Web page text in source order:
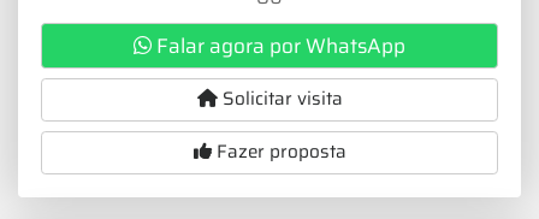
Falar agora por WhatsApp
Solicitar visita
Fazer proposta